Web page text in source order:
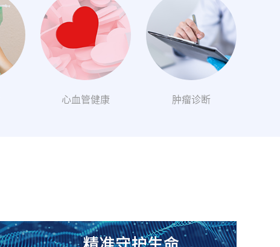
心血管健康 肿瘤诊断